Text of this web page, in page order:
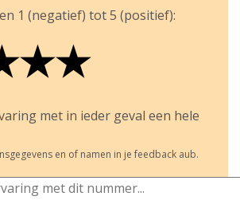
1 (negatief) tot 5 (positief):
★
★★
met in ieder geval een hele
en of namen in je feedback aub.